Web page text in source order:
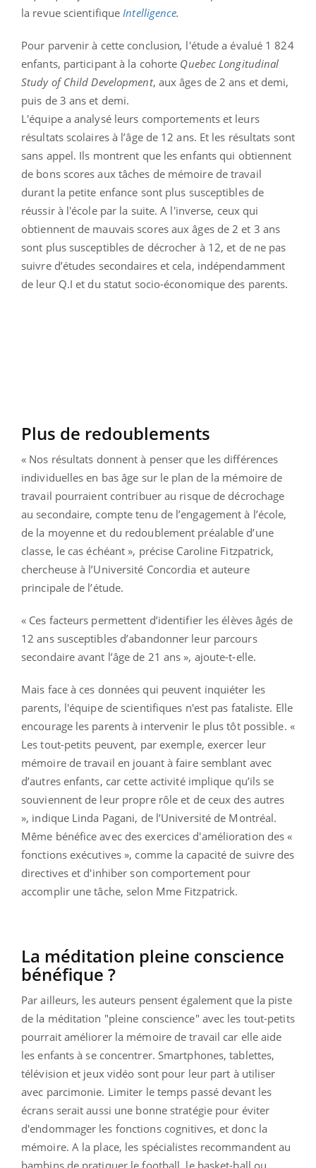
la revue scientifique Intelligence.
Pour parvenir à cette conclusion, l'étude a évalué 1 824
enfants, participant à la cohorte Quebec Longitudinal
Study of Child Development, aux âges de 2 ans et demi,
puis de 3 ans et demi.
L'équipe a analysé leurs comportements et leurs
résultats scolaires à l’âge de 12 ans. Et les résultats sont
sans appel. Ils montrent que les enfants qui obtiennent
de bons scores aux tâches de mémoire de travail
durant la petite enfance sont plus susceptibles de
réussir à l'école par la suite. A l'inverse, ceux qui
obtiennent de mauvais scores aux âges de 2 et 3 ans
sont plus susceptibles de décrocher à 12, et de ne pas
suivre d’études secondaires et cela, indépendamment
de leur Q.I et du statut socio-économique des parents.
Plus de redoublements
« Nos résultats donnent à penser que les différences
individuelles en bas âge sur le plan de la mémoire de
travail pourraient contribuer au risque de décrochage
au secondaire, compte tenu de l’engagement à l’école,
de la moyenne et du redoublement préalable d’une
classe, le cas échéant », précise Caroline Fitzpatrick,
chercheuse à l’Université Concordia et auteure
principale de l’étude.
« Ces facteurs permettent d’identifier les élèves âgés de
12 ans susceptibles d’abandonner leur parcours
secondaire avant l’âge de 21 ans », ajoute-t-elle.
Mais face à ces données qui peuvent inquiéter les
parents, l'équipe de scientifiques n'est pas fataliste. Elle
encourage les parents à intervenir le plus tôt possible. «
Les tout-petits peuvent, par exemple, exercer leur
mémoire de travail en jouant à faire semblant avec
d’autres enfants, car cette activité implique qu’ils se
souviennent de leur propre rôle et de ceux des autres
», indique Linda Pagani, de l’Université de Montréal.
Même bénéfice avec des exercices d'amélioration des «
fonctions exécutives », comme la capacité de suivre des
directives et d'inhiber son comportement pour
accomplir une tâche, selon Mme Fitzpatrick.
La méditation pleine conscience
bénéfique ?
Par ailleurs, les auteurs pensent également que la piste
de la méditation "pleine conscience" avec les tout-petits
pourrait améliorer la mémoire de travail car elle aide
les enfants à se concentrer. Smartphones, tablettes,
télévision et jeux vidéo sont pour leur part à utiliser
avec parcimonie. Limiter le temps passé devant les
écrans serait aussi une bonne stratégie pour éviter
d'endommager les fonctions cognitives, et donc la
mémoire. A la place, les spécialistes recommandent au
bambins de pratiquer le football, le basket-ball ou